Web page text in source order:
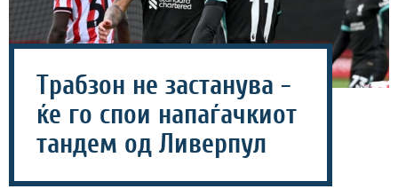
Трабзон не застанува -
ќе го спои напаѓачкиот
тандем од Ливерпул